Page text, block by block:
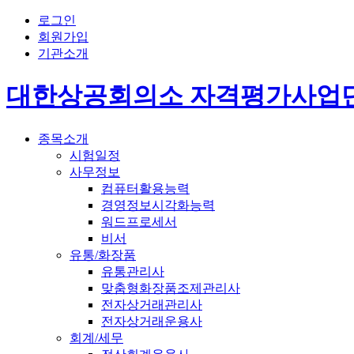
로그인
회원가입
기관소개
대한상공회의소 자격평가사업
종목소개
시험일정
사무정보
컴퓨터활용능력
경영정보시각화능력
워드프로세서
비서
유통/화장품
유통관리사
맞춤형화장품조제관리사
전자상거래관리사
전자상거래운용사
회계/세무